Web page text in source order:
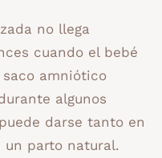
no llega
cuando el bebé
amniótico
algunos
puede darse tanto en
un parto natural.